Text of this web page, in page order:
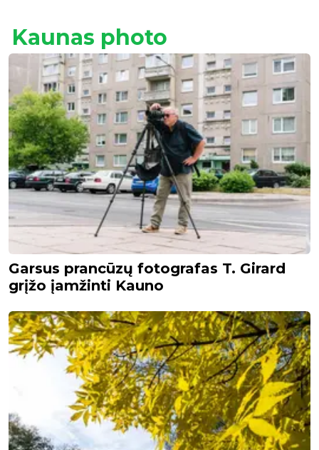
Kaunas photo
Garsus prancūzų fotografas T. Girard
grįžo įamžinti Kauno